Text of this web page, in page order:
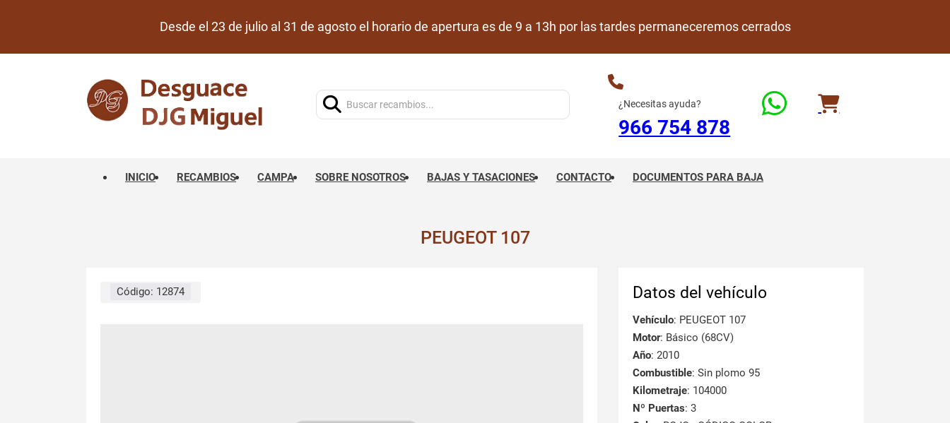
Desde el 23 de julio al 31 de agosto el horario de apertura es de 9 a 13h por las tardes permaneceremos cerrados
¿Necesitas ayuda?
966 754 878
INICIO RECAMBIOS CAMPA SOBRE NOSOTROS BAJAS Y TASACIONES CONTACTO DOCUMENTOS PARA BAJA
PEUGEOT 107
Código: 12874 Datos del vehículo
Vehículo: PEUGEOT 107
Motor: Básico (68CV)
Año: 2010
Combustible: Sin plomo 95
Kilometraje: 104000
Nº Puertas: 3